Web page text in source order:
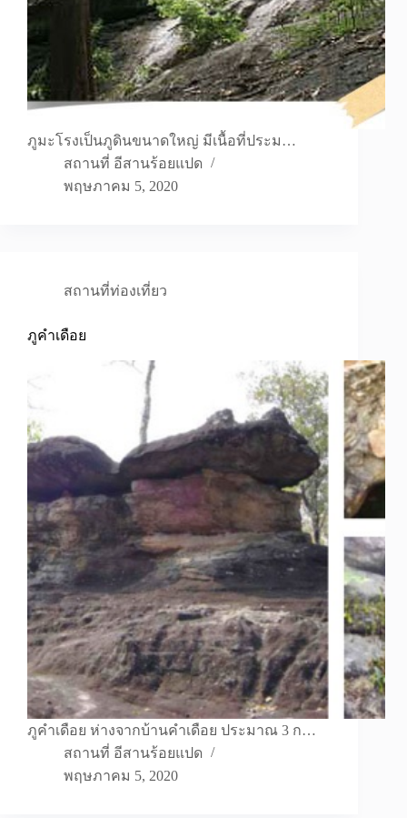
ภูมะโรงเป็นภูดินขนาดใหญ่ มีเนื้อที่ประม…
สถานที่ อีสานร้อยแปด
พฤษภาคม 5, 2020
สถานที่ท่องเที่ยว
ภูคำเดือย
ภูคำเดือย ห่างจากบ้านคำเดือย ประมาณ 3 ก…
สถานที่ อีสานร้อยแปด
พฤษภาคม 5, 2020